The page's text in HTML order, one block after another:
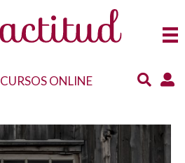
CURSOS ONLINE